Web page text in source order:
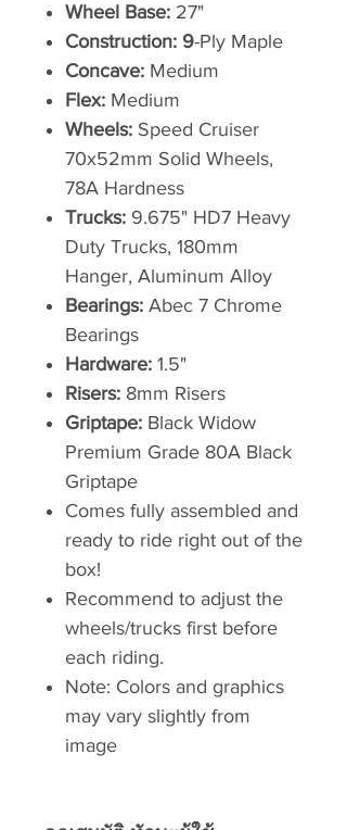
Wheel Base: 27"
Construction: 9-Ply Maple
Concave: Medium
Flex: Medium
Wheels: Speed Cruiser
70x52mm Solid Wheels,
78A Hardness
Trucks: 9.675" HD7 Heavy
Duty Trucks, 180mm
Hanger, Aluminum Alloy
Bearings: Abec 7 Chrome
Bearings
Hardware: 1.5"
Risers: 8mm Risers
Griptape: Black Widow
Premium Grade 80A Black
Griptape
Comes fully assembled and
ready to ride right out of the
box!
Recommend to adjust the
wheels/trucks first before
each riding.
Note: Colors and graphics
may vary slightly from
image